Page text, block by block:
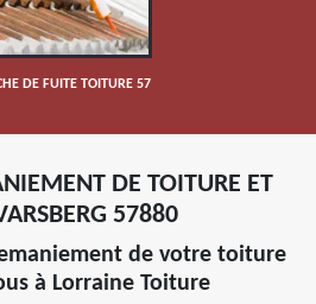
DE FUITE TOITURE 57
DE TOITURE ET
57880
de votre toiture
à Lorraine Toiture